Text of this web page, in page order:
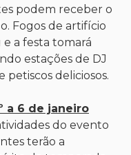
podem receber o
Fogos de artifício
a festa tomará
estações de DJ
petiscos deliciosos.
a 6 de janeiro
do evento
terão a